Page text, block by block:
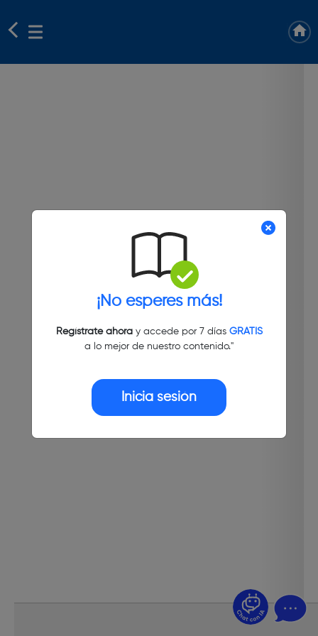
¡No esperes más!
Regístrate ahoray accede por 7 días GRATIS
a lo mejor de nuestro contenido."
Inicia sesión